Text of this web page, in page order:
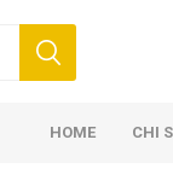
HOME CHI